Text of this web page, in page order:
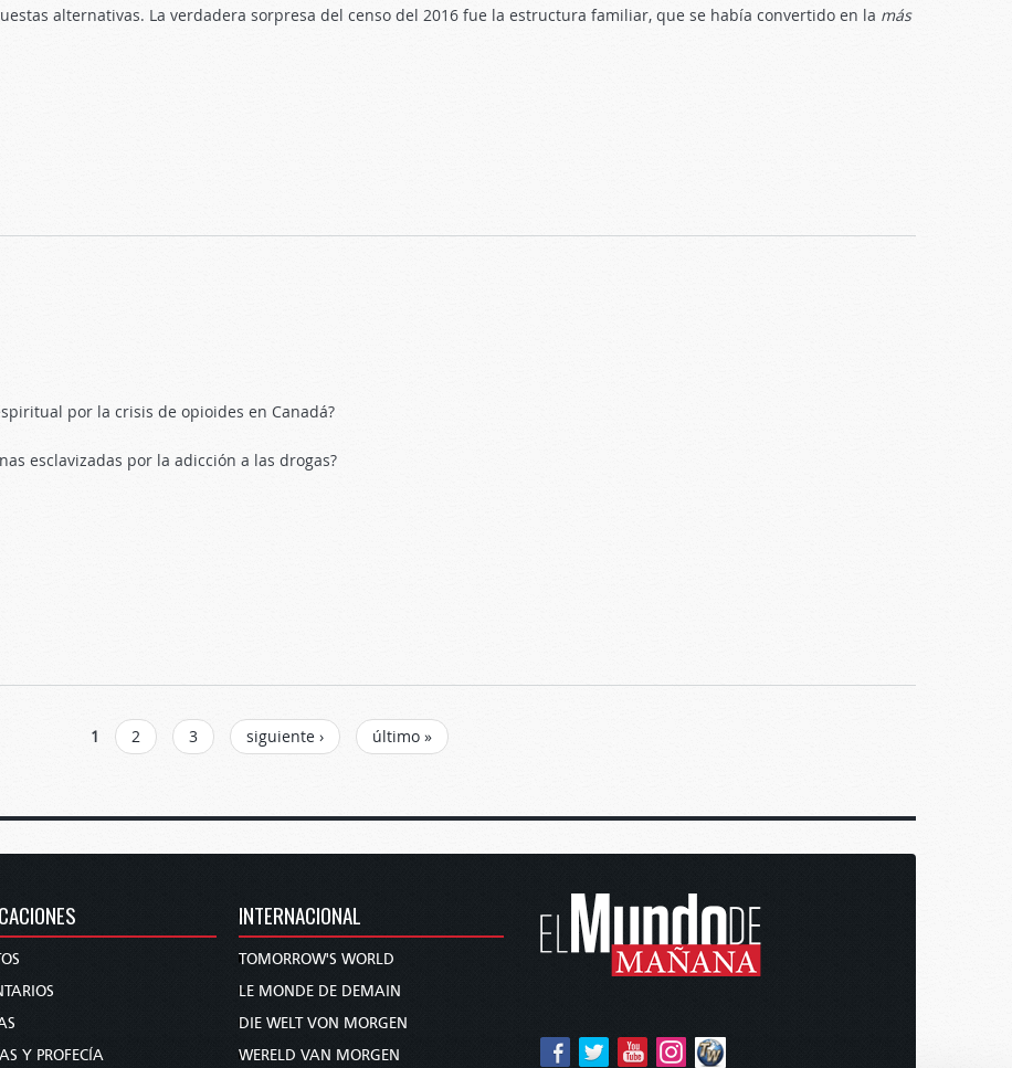
alternativas. La verdadera sorpresa del censo del 2016 fue la estructura familiar, que se había convertido en la más
por la crisis de opioides en Canadá?
esclavizadas por la adicción a las drogas?
1 2 3 siguiente › último »
Y PROFECÍA
INTERNACIONAL
TOMORROW'S WORLD
LE MONDE DE DEMAIN
DIE WELT VON MORGEN
WERELD VAN MORGEN